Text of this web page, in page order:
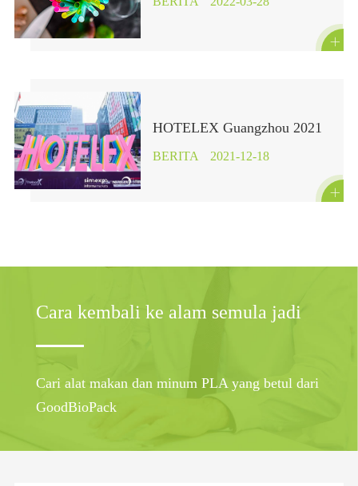

HOTELEX Guangzhou 2021
BERITA 2021-12-18

Cara kembali ke alam semula jadi
Cari alat makan dan minum PLA yang betul dari
GoodBioPack